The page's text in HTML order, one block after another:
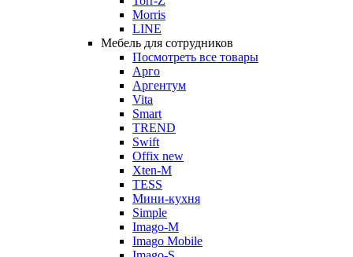
Morris
LINE
Мебель для сотрудников
Посмотреть все товары
Арго
Аргентум
Vita
Smart
TREND
Swift
Offix new
Xten-M
TESS
Мини-кухня
Simple
Imago-M
Imago Mobile